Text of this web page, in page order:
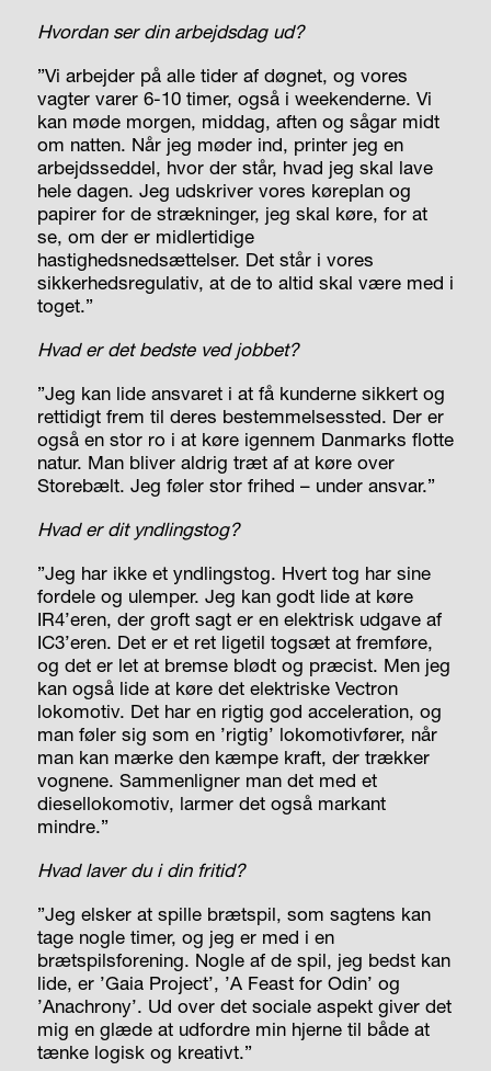
Hvordan ser din arbejdsdag ud?
”Vi arbejder på alle tider af døgnet, og vores
vagter varer 6-10 timer, også i weekenderne. Vi
kan møde morgen, middag, aften og sågar midt
om natten. Når jeg møder ind, printer jeg en
arbejdsseddel, hvor der står, hvad jeg skal lave
hele dagen. Jeg udskriver vores køreplan og
papirer for de strækninger, jeg skal køre, for at
se, om der er midlertidige
hastighedsnedsættelser. Det står i vores
sikkerhedsregulativ, at de to altid skal være med i
toget.”
Hvad er det bedste ved jobbet?
”Jeg kan lide ansvaret i at få kunderne sikkert og
rettidigt frem til deres bestemmelsessted. Der er
også en stor ro i at køre igennem Danmarks flotte
natur. Man bliver aldrig træt af at køre over
Storebælt. Jeg føler stor frihed – under ansvar.”
Hvad er dit yndlingstog?
”Jeg har ikke et yndlingstog. Hvert tog har sine
fordele og ulemper. Jeg kan godt lide at køre
IR4’eren, der groft sagt er en elektrisk udgave af
IC3’eren. Det er et ret ligetil togsæt at fremføre,
og det er let at bremse blødt og præcist. Men jeg
kan også lide at køre det elektriske Vectron
lokomotiv. Det har en rigtig god acceleration, og
man føler sig som en ’rigtig’ lokomotivfører, når
man kan mærke den kæmpe kraft, der trækker
vognene. Sammenligner man det med et
diesellokomotiv, larmer det også markant
mindre.”
Hvad laver du i din fritid?
”Jeg elsker at spille brætspil, som sagtens kan
tage nogle timer, og jeg er med i en
brætspilsforening. Nogle af de spil, jeg bedst kan
lide, er ’Gaia Project’, ’A Feast for Odin’ og
’Anachrony’. Ud over det sociale aspekt giver det
mig en glæde at udfordre min hjerne til både at
tænke logisk og kreativt.”